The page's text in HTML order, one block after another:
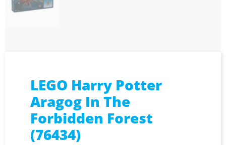
LEGO Harry Potter
Aragog In The
Forbidden Forest
(76434)